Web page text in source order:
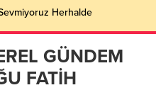
Herhalde
GÜNDEM
FATİH